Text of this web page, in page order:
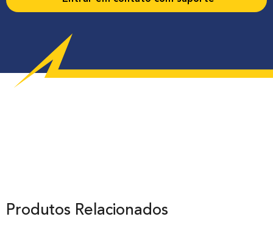
Produtos Relacionados